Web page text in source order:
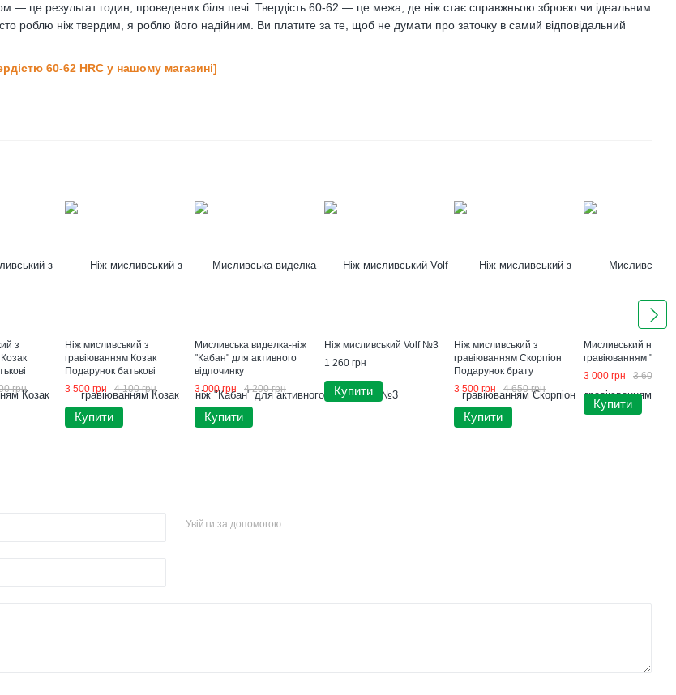
— це результат годин, проведених біля печі. Твердість 60-62 — це межа, де ніж стає справжньою зброєю чи ідеальним
роблю ніж твердим, я роблю його надійним. Ви платите за те, щоб не думати про заточку в самий відповідальний
60-62 HRC у нашому магазині]
з
грн
Ніж мисливський з
гравіюванням Козак
Подарунок батькові
3 500 грн
4 100 грн
Купити
Мисливська виделка-ніж
"Кабан" для активного
відпочинку
3 000 грн
4 200 грн
Купити
Ніж мисливський Volf №3
1 260 грн
Купити
Ніж мисливський з
гравіюванням Скорпіон
Подарунок брату
3 500 грн
4 650 грн
Купити
Мисливський ніж з
гравіюванням
3 000 грн
3 600 грн
Купити
Увійти за допомогою